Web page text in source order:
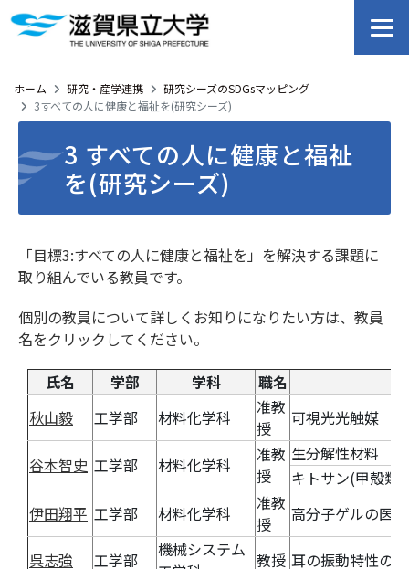
ホーム 研究・産学連携
研究シーズのSDGsマッピング
3すべての人に健康と福祉を(研究シーズ)
3 すべての人に健康と福祉
を(研究シーズ)
「目標3:すべての人に健康と福祉を」を解決する課題に
取り組んでいる教員です。
個別の教員について詳しくお知りになりたい方は、教員
名をクリックしてください。
氏名
学部 学科
職名
秋山毅
工学部 材料化学科
准教
授
可視光光触媒
谷本智史 工学部 材料化学科
准教
授
生分解性材料
キトサン(甲殻類
伊田翔平 工学部 材料化学科
准教
授
高分子ゲルの医
呉志強 工学部
機械システム 教授 耳の振動特性の